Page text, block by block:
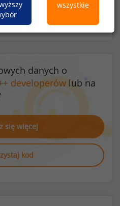
danych o
developerów lub na
się więcej
kod
wszystkie